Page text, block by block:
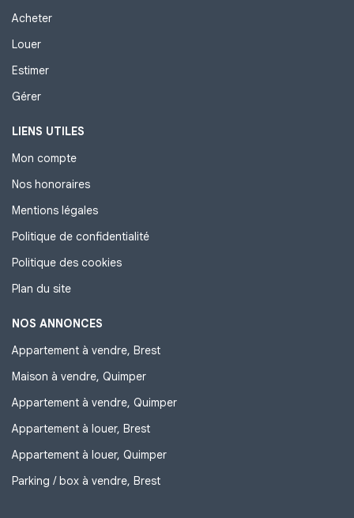
Acheter
Louer
Estimer
Gérer
LIENS UTILES
Mon compte
Nos honoraires
Mentions légales
Politique de confidentialité
Politique des cookies
Plan du site
NOS ANNONCES
Appartement à vendre, Brest
Maison à vendre, Quimper
Appartement à vendre, Quimper
Appartement à louer, Brest
Appartement à louer, Quimper
Parking / box à vendre, Brest